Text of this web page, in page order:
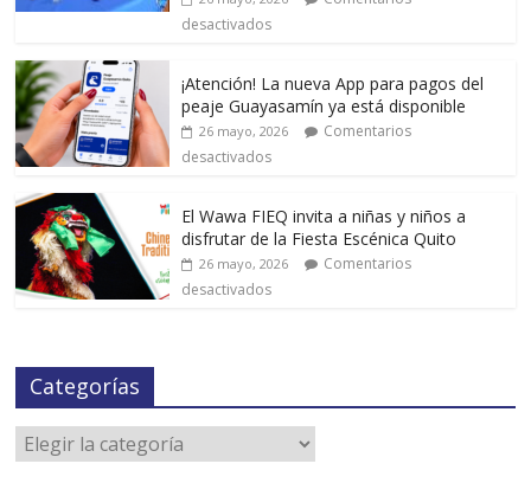
desactivados
¡Atención! La nueva App para pagos del
peaje Guayasamín ya está disponible
26 mayo, 2026
Comentarios
desactivados
El Wawa FIEQ invita a niñas y niños a
disfrutar de la Fiesta Escénica Quito
26 mayo, 2026
Comentarios
desactivados
Categorías